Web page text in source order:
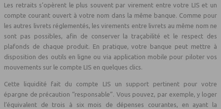
Les retraits s’opèrent le plus souvent par virement entre votre LIS et un
compte courant ouvert à votre nom dans la même banque. Comme pour
les autres livrets réglementés, les virements entre livrets au même nom ne
sont pas possibles, afin de conserver la traçabilité et le respect des
plafonds de chaque produit. En pratique, votre banque peut mettre à
disposition des outils en ligne ou via application mobile pour piloter vos
mouvements sur le compte LIS en quelques clics.
Cette liquidité fait du compte LIS un support pertinent pour votre
épargne de précaution “responsable”. Vous pouvez, par exemple, y loger
l’équivalent de trois à six mois de dépenses courantes, en ayant la